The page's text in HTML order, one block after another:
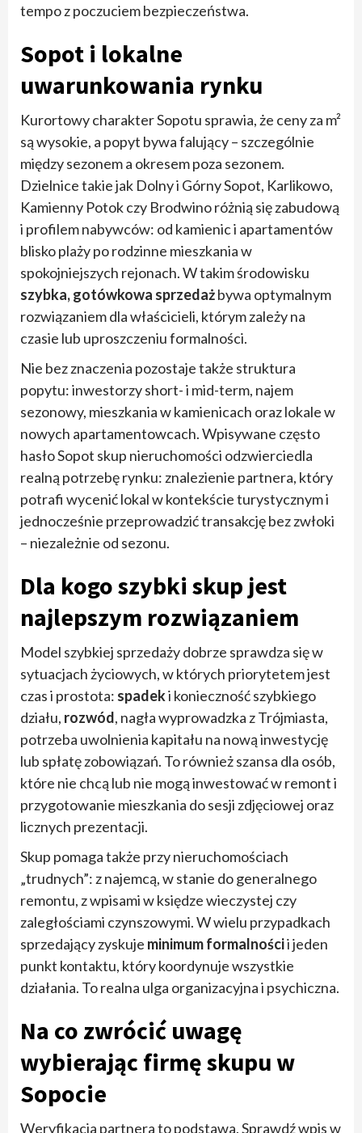
tempo z poczuciem bezpieczeństwa.
Sopot i lokalne
uwarunkowania rynku
Kurortowy charakter Sopotu sprawia, że ceny za m²
są wysokie, a popyt bywa falujący – szczególnie
między sezonem a okresem poza sezonem.
Dzielnice takie jak Dolny i Górny Sopot, Karlikowo,
Kamienny Potok czy Brodwino różnią się zabudową
i profilem nabywców: od kamienic i apartamentów
blisko plaży po rodzinne mieszkania w
spokojniejszych rejonach. W takim środowisku
szybka, gotówkowa sprzedażbywa optymalnym
rozwiązaniem dla właścicieli, którym zależy na
czasie lub uproszczeniu formalności.
Nie bez znaczenia pozostaje także struktura
popytu: inwestorzy short- i mid-term, najem
sezonowy, mieszkania w kamienicach oraz lokale w
nowych apartamentowcach. Wpisywane często
hasło Sopot skup nieruchomości odzwierciedla
realną potrzebę rynku: znalezienie partnera, który
potrafi wycenić lokal w kontekście turystycznym i
jednocześnie przeprowadzić transakcję bez zwłoki
– niezależnie od sezonu.
Dla kogo szybki skup jest
najlepszym rozwiązaniem
Model szybkiej sprzedaży dobrze sprawdza się w
sytuacjach życiowych, w których priorytetem jest
czas i prostota: spadeki konieczność szybkiego
działu, rozwód, nagła wyprowadzka z Trójmiasta,
potrzeba uwolnienia kapitału na nową inwestycję
lub spłatę zobowiązań. To również szansa dla osób,
które nie chcą lub nie mogą inwestować w remont i
przygotowanie mieszkania do sesji zdjęciowej oraz
licznych prezentacji.
Skup pomaga także przy nieruchomościach
„trudnych”: z najemcą, w stanie do generalnego
remontu, z wpisami w księdze wieczystej czy
zaległościami czynszowymi. W wielu przypadkach
sprzedający zyskuje minimum formalnościi jeden
punkt kontaktu, który koordynuje wszystkie
działania. To realna ulga organizacyjna i psychiczna.
Na co zwrócić uwagę
wybierając firmę skupu w
Sopocie
Weryfikacja partnera to podstawa. Sprawdź wpis w